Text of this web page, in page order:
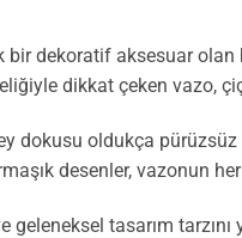
dekoratif aksesuar olan
dikkat çeken vazo,
dokusu oldukça
desenler, vazonun
geleneksel tasarım